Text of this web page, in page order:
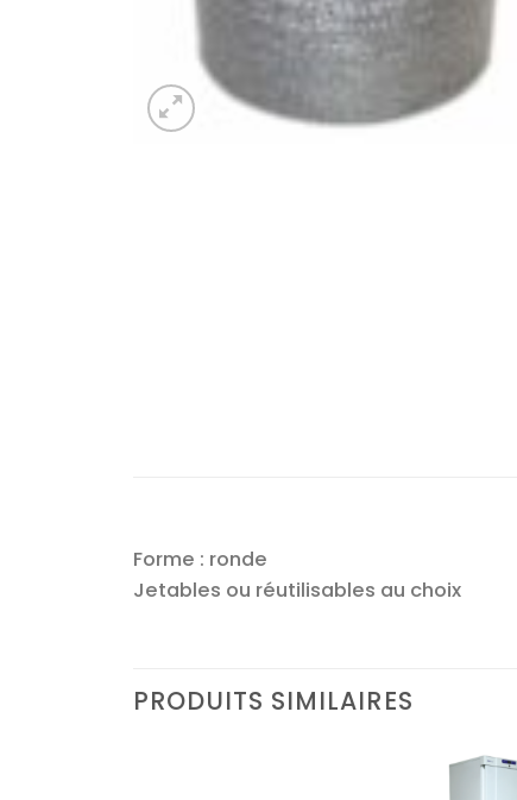
Forme : ronde
Jetables ou réutilisables au choix
PRODUITS SIMILAIRES